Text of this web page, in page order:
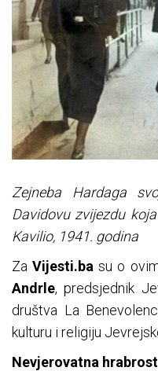
Zejneba Hardaga
Davidovu zvijezdu
Kavilio, 1941. godina
ZaVijesti.ba su o
Andrle, predsjednik
društva La
kulturu i religiju
Nevjerovatna hrabrost